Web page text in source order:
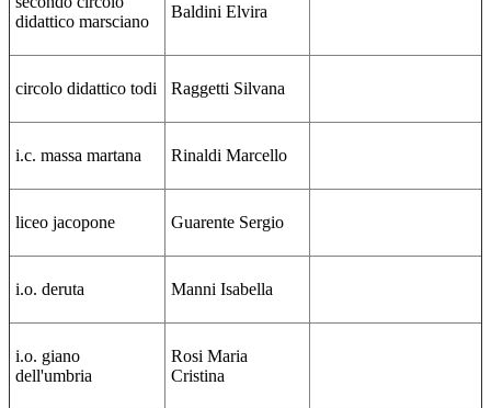
didattico marsciano
Baldini Elvira
circolo didattico todi Raggetti Silvana
i.c. massa martana Rinaldi Marcello
liceo jacopone Guarente Sergio
i.o. deruta Manni Isabella
i.o. giano
dell'umbria
Rosi Maria
Cristina